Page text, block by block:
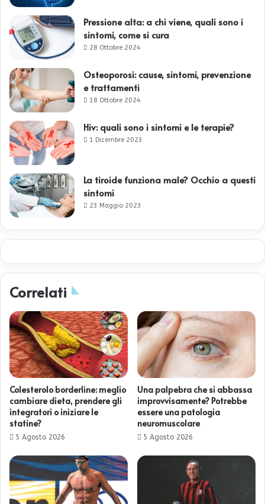
Pressione alta: a chi viene, quali sono i
sintomi, come si cura
28 Ottobre 2024
Osteoporosi: cause, sintomi, prevenzione
e trattamenti
18 Ottobre 2024
Hiv: quali sono i sintomi e le terapie?
1 Dicembre 2023
La tiroide funziona male? Occhio a questi
sintomi
23 Maggio 2023
Correlati
Colesterolo borderline: meglio
cambiare dieta, prendere gli
integratori o iniziare le
statine?
5 Agosto 2026
Una palpebra che si abbassa
improvvisamente? Potrebbe
essere una patologia
neuromuscolare
5 Agosto 2026